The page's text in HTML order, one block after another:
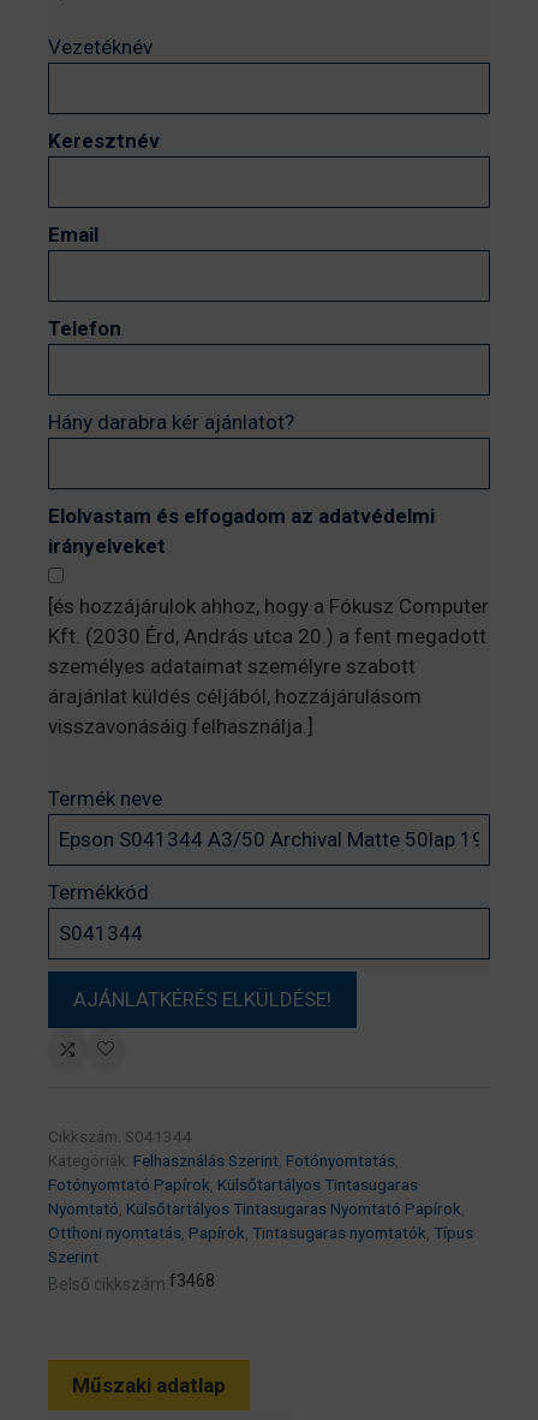
Vezetéknév
Keresztnév
Email
Telefon
Hány darabra kér ajánlatot?
Elolvastam és elfogadom az adatvédelmi
irányelveket
[és hozzájárulok ahhoz, hogy a Fókusz Computer
Kft. (2030 Érd, András utca 20.) a fent megadott
személyes adataimat személyre szabott
árajánlat küldés céljából, hozzájárulásom
visszavonásáig felhasználja.]
Termék neve
Termékkód
Cikkszám: S041344
Kategóriák: Felhasználás Szerint, Fotónyomtatás,
Fotónyomtató Papírok, Külsőtartályos Tintasugaras
Nyomtató, Külsőtartályos Tintasugaras Nyomtató Papírok,
Otthoni nyomtatás, Papírok, Tintasugaras nyomtatók, Típus
Szerint
Belső cikkszám:f3468
Műszaki adatlap